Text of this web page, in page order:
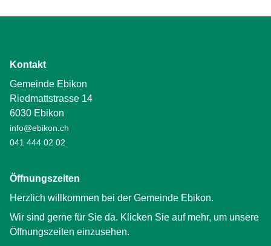
Kontakt
Gemeinde Ebikon
Riedmattstrasse 14
6030 Ebikon
info@ebikon.ch
041 444 02 02
Öffnungszeiten
Herzlich willkommen bei der Gemeinde Ebikon.
Wir sind gerne für Sie da. Klicken Sie auf mehr, um unsere
Öffnungszeiten einzusehen.